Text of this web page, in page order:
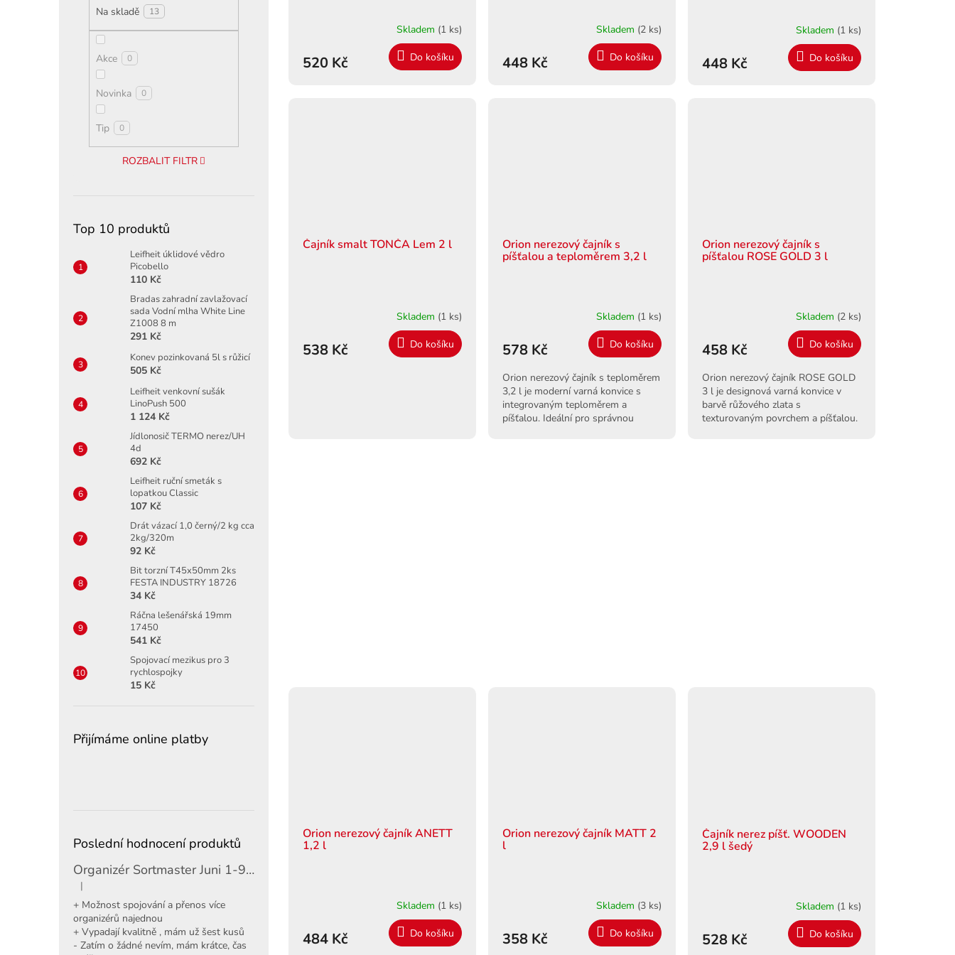
Na skladě 13
Akce 0
Novinka 0
Tip 0
ROZBALIT FILTR
Top 10 produktů
Leifheit úklidové vědro
Picobello
110 Kč
Bradas zahradní zavlažovací
sada Vodní mlha White Line
Z1008 8 m
291 Kč
Konev pozinkovaná 5l s růžicí
505 Kč
Leifheit venkovní sušák
LinoPush 500
1 124 Kč
Jídlonosič TERMO nerez/UH
4d
692 Kč
Leifheit ruční smeták s
lopatkou Classic
107 Kč
Drát vázací 1,0 černý/2 kg cca
2kg/320m
92 Kč
Bit torzní T45x50mm 2ks
FESTA INDUSTRY 18726
34 Kč
Ráčna lešenářská 19mm
17450
541 Kč
Spojovací mezikus pro 3
rychlospojky
15 Kč
Přijímáme online platby
Poslední hodnocení produktů
Organizér Sortmaster Juni 1-97-483
Hodnocení produktu je 5 z 5 hvězdiček.
|
+ Možnost spojování a přenos více
organizérů najednou
+ Vypadají kvalitně , mám už šest kusů
- Zatím o žádné nevím, mám krátce, čas
Skladem (1 ks)
520 Kč Do košíku
Skladem (2 ks)
448 Kč Do košíku
Skladem (1 ks)
448 Kč Do košíku
Čajník smalt TONČA Lem 2 l
Skladem (1 ks)
538 Kč Do košíku
Orion nerezový čajník s
píšťalou a teploměrem 3,2 l
Skladem (1 ks)
578 Kč Do košíku
Orion nerezový čajník s teploměrem
3,2 l je moderní varná konvice s
integrovaným teploměrem a
píšťalou. Ideální pro správnou
Orion nerezový čajník s
píšťalou ROSE GOLD 3 l
Skladem (2 ks)
458 Kč Do košíku
Orion nerezový čajník ROSE GOLD
3 l je designová varná konvice v
barvě růžového zlata s
texturovaným povrchem a píšťalou.
Orion nerezový čajník ANETT
1,2 l
Skladem (1 ks)
484 Kč Do košíku
Orion nerezový čajník MATT 2
l
Skladem (3 ks)
358 Kč Do košíku
Čajník nerez píšť. WOODEN
2,9 l šedý
Skladem (1 ks)
528 Kč Do košíku